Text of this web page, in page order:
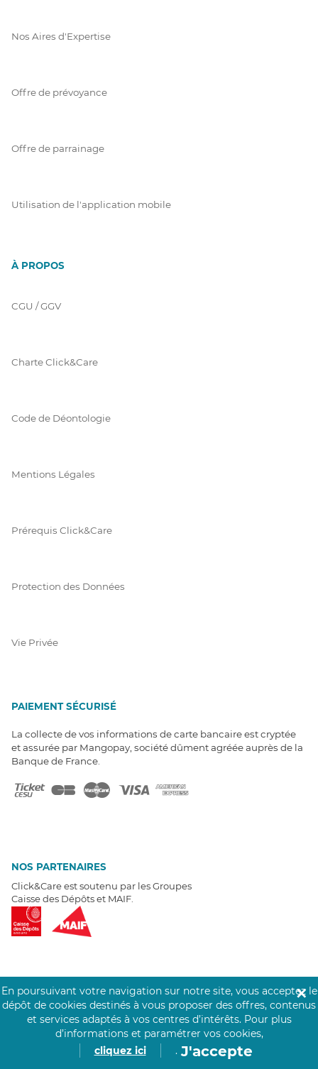
Nos Aires d'Expertise
Offre de prévoyance
Offre de parrainage
Utilisation de l'application mobile
À PROPOS
CGU / GGV
Charte Click&Care
Code de Déontologie
Mentions Légales
Prérequis Click&Care
Protection des Données
Vie Privée
PAIEMENT SÉCURISÉ
La collecte de vos informations de carte bancaire est cryptée
et assurée par Mangopay, société dûment agréée auprès de la
Banque de France.
NOS PARTENAIRES
Click&Care est soutenu par les Groupes
Caisse des Dépôts et MAIF.
EXPERTS À VOTRE ÉCOUTE
Un besoin de recrutement ? Click&Care vous accompagne par
téléphone 7/7.
Être rappelé aujourd'hui
En poursuivant votre navigation sur notre site, vous acceptez le
dépôt de cookies destinés à vous proposer des offres, contenus
et services adaptés à vos centres d’intérêts. Pour plus
d’informations et paramétrer vos cookies,
cliquez ici
. J'accepte
✕